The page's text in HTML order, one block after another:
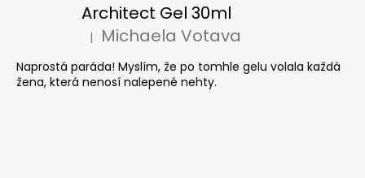
Architect Gel 30ml
Hodnotenie produktu je 5 z 5 hviezdičiek.
| Michaela Votava
Naprostá paráda! Myslím, že po tomhle gelu volala každá
žena, která nenosí nalepené nehty.